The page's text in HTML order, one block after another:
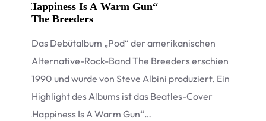
Happiness Is A Warm Gun“
The Breeders
Das Debüt­al­bum „Pod“ der ame­ri­ka­ni­schen
Alter­na­tive-Rock-Band The Bree­ders erschien
1990 und wurde von Steve Albini pro­du­ziert. Ein
High­light des Albums ist das Beat­les-Cover
„Hap­pi­ness Is A Warm Gun“…